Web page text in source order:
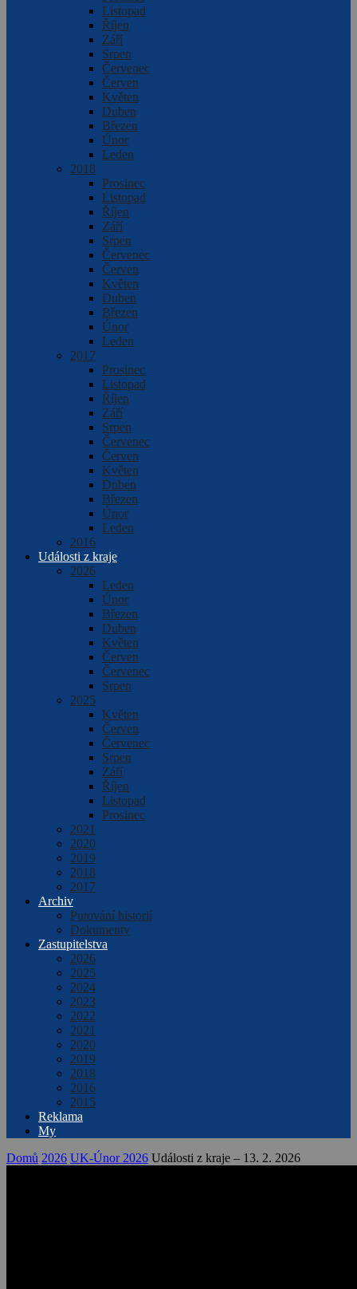
Listopad
Říjen
Září
Srpen
Červenec
Červen
Květen
Duben
Březen
Únor
Leden
2018
Prosinec
Listopad
Říjen
Září
Srpen
Červenec
Červen
Květen
Duben
Březen
Únor
Leden
2017
Prosinec
Listopad
Říjen
Září
Srpen
Červenec
Červen
Květen
Duben
Březen
Únor
Leden
2016
Události z kraje
2026
Leden
Únor
Březen
Duben
Květen
Červen
Červenec
Srpen
2025
Květen
Červen
Červenec
Srpen
Září
Říjen
Listopad
Prosinec
2021
2020
2019
2018
2017
Archiv
Putování historií
Dokumenty
Zastupitelstva
2026
2025
2024
2023
2022
2021
2020
2019
2018
2016
2015
Reklama
My
Domů 2026 UK-Únor 2026 Události z kraje – 13. 2. 2026